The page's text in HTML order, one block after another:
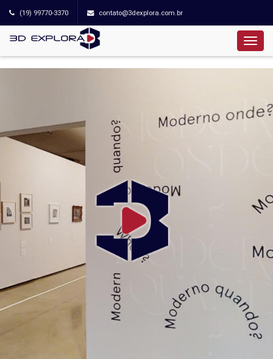
(19) 99770-3370 contato@3dexplora.com.br